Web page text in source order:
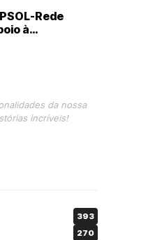
Rede
à
Lula à
da nossa
incríveis!
393
270